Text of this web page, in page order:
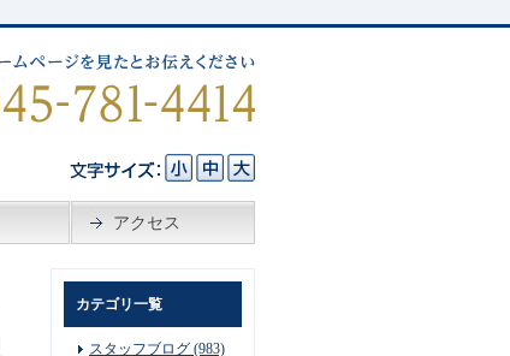
アクセス
カテゴリ一覧
スタッフブログ (983)